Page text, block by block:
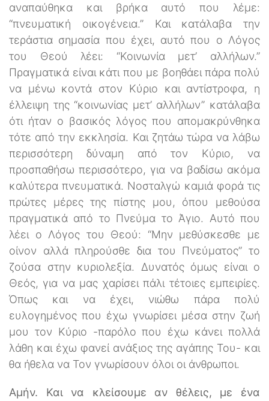
αναπαύθηκα και βρήκα αυτό που λέμε:
“πνευματική οικογένεια.” Και κατάλαβα την
τεράστια σημασία που έχει, αυτό που ο Λόγος
του Θεού λέει: “Κοινωνία μετ’ αλλήλων.”
Πραγματικά είναι κάτι που με βοηθάει πάρα πολύ
να μένω κοντά στον Κύριο και αντίστροφα, η
έλλειψη της “κοινωνίας μετ’ αλλήλων” κατάλαβα
ότι ήταν ο βασικός λόγος που απομακρύνθηκα
τότε από την εκκλησία. Και ζητάω τώρα να λάβω
περισσότερη δύναμη από τον Κύριο, να
προσπαθήσω περισσότερο, για να βαδίσω ακόμα
καλύτερα πνευματικά. Νοσταλγώ καμιά φορά τις
πρώτες μέρες της πίστης μου, όπου μεθούσα
πραγματικά από το Πνεύμα το Άγιο. Αυτό που
λέει ο Λόγος του Θεού: “Μην μεθύσκεσθε με
οίνον αλλά πληρούσθε δια του Πνεύματος” το
ζούσα στην κυριολεξία. Δυνατός όμως είναι ο
Θεός, για να μας χαρίσει πάλι τέτοιες εμπειρίες.
Όπως και να έχει, νιώθω πάρα πολύ
ευλογημένος που έχω γνωρίσει μέσα στην ζωή
μου τον Κύριο -παρόλο που έχω κάνει πολλά
λάθη και έχω φανεί ανάξιος της αγάπης Του- και
θα ήθελα να Τον γνωρίσουν όλοι οι άνθρωποι.
Αμήν. Και να κλείσουμε αν θέλεις, με ένα